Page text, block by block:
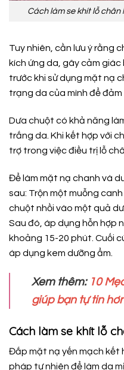
Cách làm se khít lỗ
Tuy nhiên, cần lưu ý rằng
kích ứng da, gây cảm giác
trước khi sử dụng mặt nạ
trạng da của mình để
Dưa chuột có khả năng
trắng da. Khi kết hợp với
trợ trong việc điều trị lỗ
Để làm mặt nạ chanh và
sau: Trộn một muỗng
chuột nhồi vào một quả
Sau đó, áp dụng hỗn hợp
khoảng 15-20 phút. Cuối
áp dụng kem dưỡng ẩm.
Xem thêm: 10
giúp bạn tự tin
Cách làm se khít lỗ
Đắp mặt nạ yến mạch kết
pháp tự nhiên để làm da